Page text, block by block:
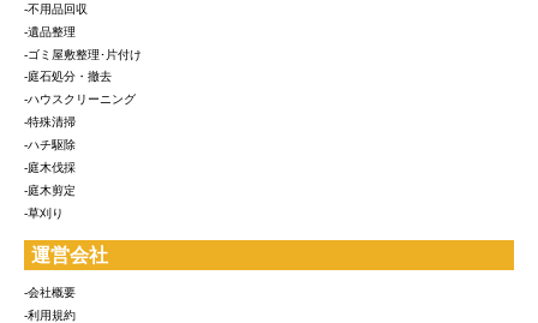
-不用品回収
-遺品整理
-ゴミ屋敷整理･片付け
-庭石処分・撤去
-ハウスクリーニング
-特殊清掃
-ハチ駆除
-庭木伐採
-庭木剪定
-草刈り
運営会社
-会社概要
-利用規約